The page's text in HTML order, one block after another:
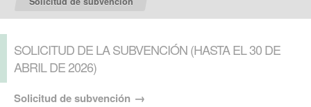
SOLICITUD DE LA SUBVENCIÓN (HASTA EL 30 DE
ABRIL DE 2026)
Solicitud de subvención